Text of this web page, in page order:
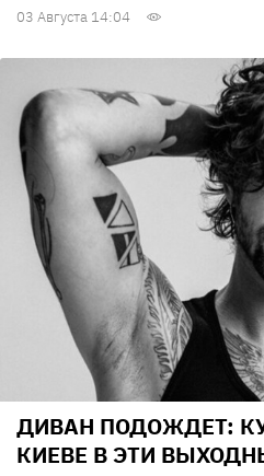
03 Августа 14:04
ДИВАН ПОДОЖДЕТ:
КИЕВЕ В ЭТИ